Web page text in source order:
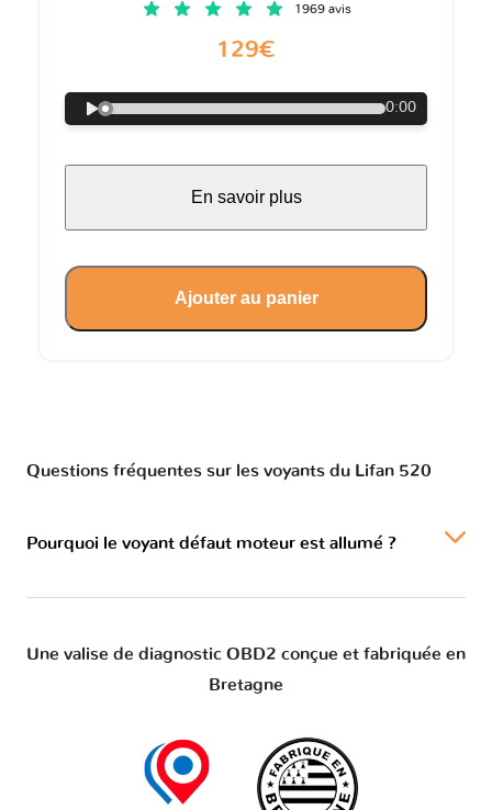
1969 avis
129€
0:00
En savoir plus
Ajouter au panier
Questions fréquentes sur les voyants du Lifan 520
Pourquoi le voyant défaut moteur est allumé ?
Une valise de diagnostic OBD2 conçue et fabriquée en
Bretagne